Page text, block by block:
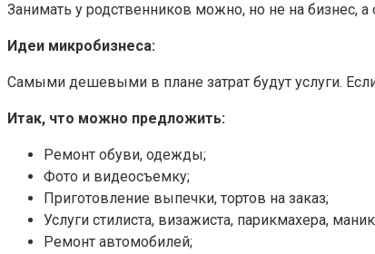
Занимать у родственников можно, но не на бизнес,
Идеи микробизнеса:
Самыми дешевыми в плане затрат будут услуги.
Итак, что можно предложить:
Ремонт обуви, одежды;
Фото и видеосъемку;
Приготовление выпечки, тортов на заказ;
Услуги стилиста, визажиста, парикмахера,
Ремонт автомобилей;